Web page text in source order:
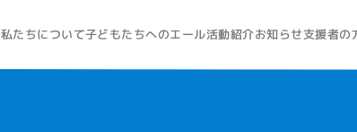
私たちについて子どもたちへのエール活動紹介お知らせ支援者の